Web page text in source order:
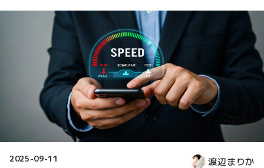
2025-09-11 渡辺まりか